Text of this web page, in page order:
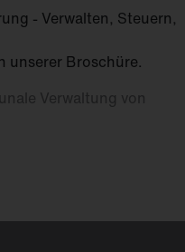
- Verwalten, Steuern,
unserer Broschüre.
Verwaltung von